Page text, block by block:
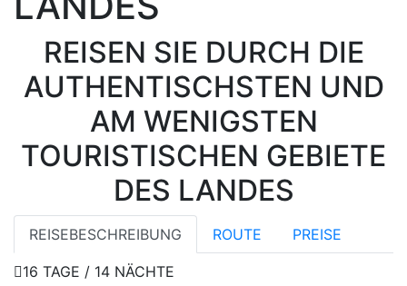
REISEN SIE DURCH DIE
AUTHENTISCHSTEN UND
AM WENIGSTEN
TOURISTISCHEN GEBIETE
DES LANDES
REISEBESCHREIBUNG ROUTE PREISE
16 TAGE / 14 NÄCHTE